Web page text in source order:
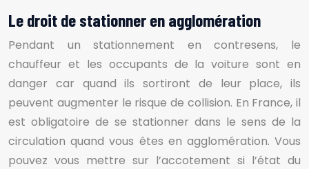
Le droit de stationner en agglomération
Pendant un stationnement en contresens, le
chauffeur et les occupants de la voiture sont en
danger car quand ils sortiront de leur place, ils
peuvent augmenter le risque de collision. En France, il
est obligatoire de se stationner dans le sens de la
circulation quand vous êtes en agglomération. Vous
pouvez vous mettre sur l’accotement si l’état du